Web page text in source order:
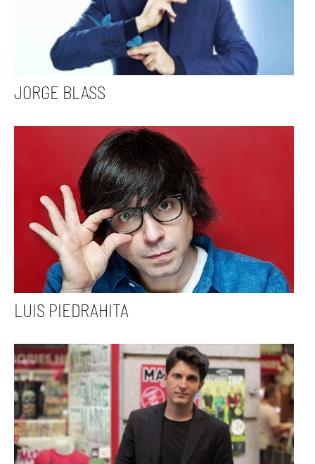
JORGE BLASS
LUIS PIEDRAHITA